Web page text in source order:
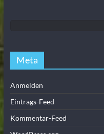
Meta
Anmelden
Eintrags-Feed
Kommentar-Feed